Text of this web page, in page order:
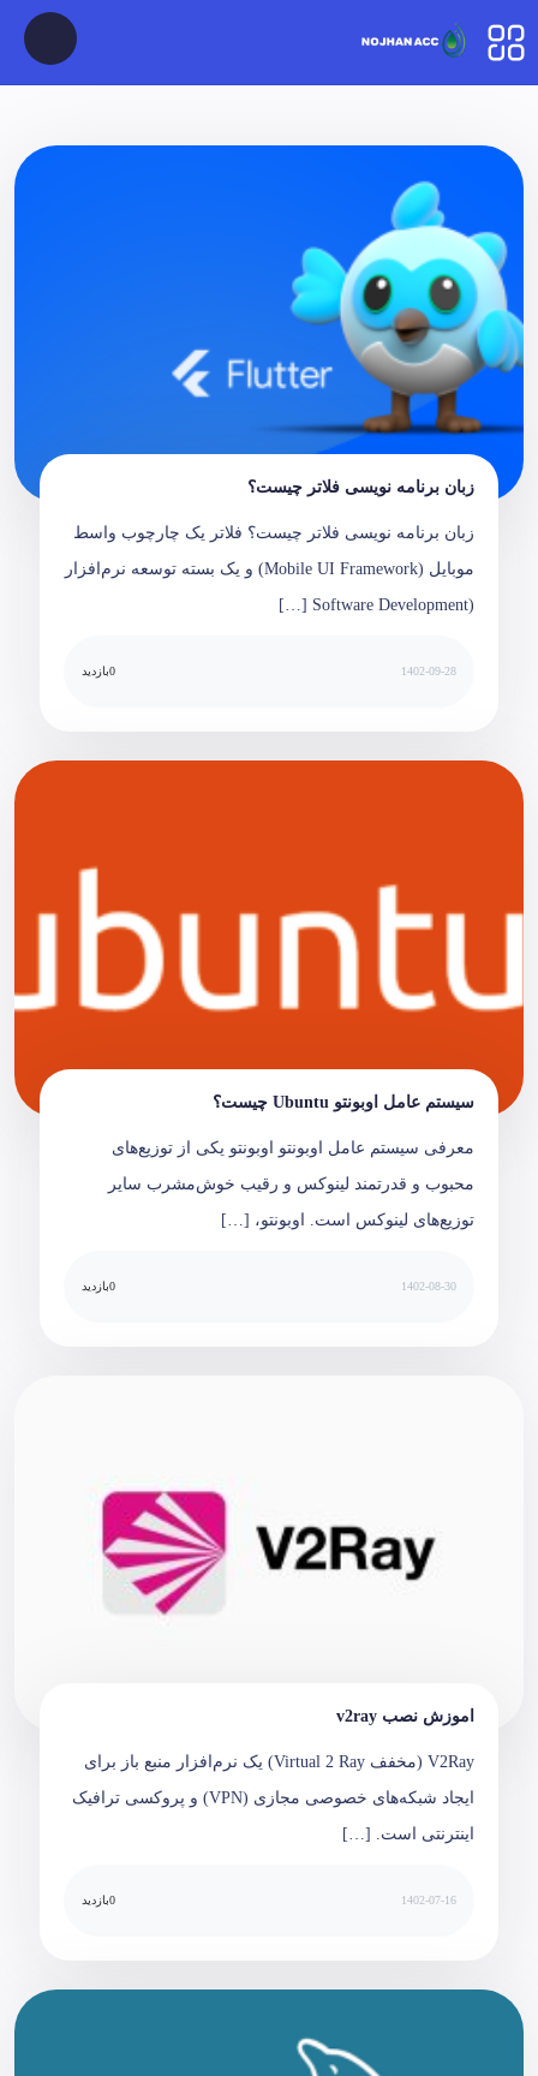
زبان برنامه نویسی فلاتر چیست؟
زبان برنامه نویسی فلاتر چیست؟ فلاتر یک چارچوب واسط
موبایل (Mobile UI Framework) و یک بسته توسعه نرم‌افزار
(Software Development […]
1402-09-28
0بازدید
سیستم عامل اوبونتو Ubuntu چیست؟
معرفی سیستم عامل اوبونتو اوبونتو یکی از توزیع‌های
محبوب و قدرتمند لینوکس و رقیب خوش‌مشرب سایر
توزیع‌های لینوکس است. اوبونتو، […]
1402-08-30
0بازدید
اموزش نصب v2ray
V2Ray (مخفف Virtual 2 Ray) یک نرم‌افزار منبع باز برای
ایجاد شبکه‌های خصوصی مجازی (VPN) و پروکسی ترافیک
اینترنتی است. […]
1402-07-16
0بازدید